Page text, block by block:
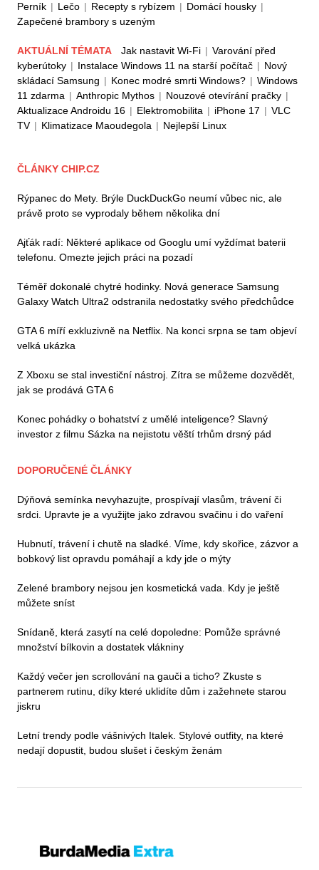
Perník | Lečo | Recepty s rybízem | Domácí housky |
Zapečené brambory s uzeným
AKTUÁLNÍ TÉMATA Jak nastavit Wi-Fi | Varování před
kyberútoky | Instalace Windows 11 na starší počítač | Nový
skládací Samsung | Konec modré smrti Windows? | Windows
11 zdarma | Anthropic Mythos | Nouzové otevírání pračky |
Aktualizace Androidu 16 | Elektromobilita | iPhone 17 | VLC
TV | Klimatizace Maoudegola | Nejlepší Linux
ČLÁNKY CHIP.CZ
Rýpanec do Mety. Brýle DuckDuckGo neumí vůbec nic, ale
právě proto se vyprodaly během několika dní
Ajťák radí: Některé aplikace od Googlu umí vyždímat baterii
telefonu. Omezte jejich práci na pozadí
Téměř dokonalé chytré hodinky. Nová generace Samsung
Galaxy Watch Ultra2 odstranila nedostatky svého předchůdce
GTA 6 míří exkluzivně na Netflix. Na konci srpna se tam objeví
velká ukázka
Z Xboxu se stal investiční nástroj. Zítra se můžeme dozvědět,
jak se prodává GTA 6
Konec pohádky o bohatství z umělé inteligence? Slavný
investor z filmu Sázka na nejistotu věští trhům drsný pád
DOPORUČENÉ ČLÁNKY
Dýňová semínka nevyhazujte, prospívají vlasům, trávení či
srdci. Upravte je a využijte jako zdravou svačinu i do vaření
Hubnutí, trávení i chutě na sladké. Víme, kdy skořice, zázvor a
bobkový list opravdu pomáhají a kdy jde o mýty
Zelené brambory nejsou jen kosmetická vada. Kdy je ještě
můžete sníst
Snídaně, která zasytí na celé dopoledne: Pomůže správné
množství bílkovin a dostatek vlákniny
Každý večer jen scrollování na gauči a ticho? Zkuste s
partnerem rutinu, díky které uklidíte dům i zažehnete starou
jiskru
Letní trendy podle vášnivých Italek. Stylové outfity, na které
nedají dopustit, budou slušet i českým ženám